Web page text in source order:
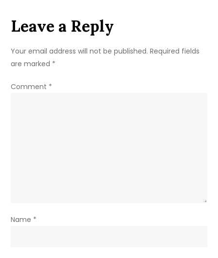
Leave a Reply
Your email address will not be published. Required fields
are marked *
Comment *
Name *